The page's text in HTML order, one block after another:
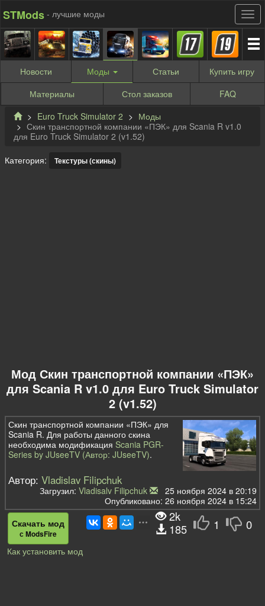
STMods - лучшие моды
Новости Моды Статьи Купить игру
Материалы
Стол заказов
FAQ
Euro Truck Simulator 2
Моды
Скин транспортной компании «ПЭК» для Scania R v1.0
для Euro Truck Simulator 2 (v1.52)
Категория: Текстуры (скины)
Мод Скин транспортной компании «ПЭК»
для Scania R v1.0 для Euro Truck Simulator
2 (v1.52)
Скин транспортной компании «ПЭК» для
Scania R. Для работы данного скина
необходима модификация Scania PGR-
Series by JUseeTV (Автор: JUseeTV).
Автор:Vladislav Filipchuk
Загрузил: Vladisalv Filipchuk
25 ноября 2024 в 20:19
Опубликовано: 26 ноября 2024 в 15:24
1 0
Скачать мод
с ModsFire
2k
185
Как установить мод